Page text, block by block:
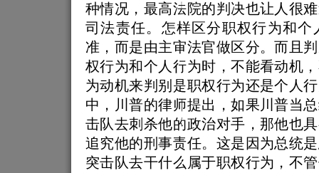
种情况，最高法院的判决也让人很
司法责任。怎样区分职权行为和个
准，而是由主审法官做区分。而且
权行为和个人行为时，不能看动机
为动机来判别是职权行为还是个人
中，川普的律师提出，如果川普当
击队去刺杀他的政治对手，那他也
追究他的刑事责任。这是因为总统
突击队去干什么属于职权行为，不